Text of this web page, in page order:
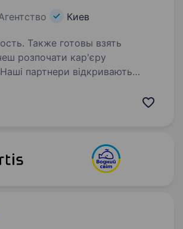
Киев
Также готовы взять
партнери відкривають
це можливість увійти в професію